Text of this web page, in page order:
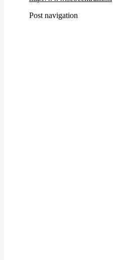
Post navigation